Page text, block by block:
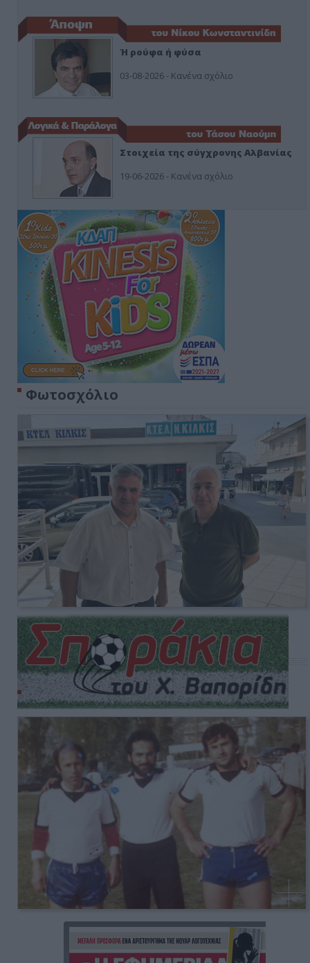
Ή ρούφα ή φύσα
03-08-2026 - Κανένα σχόλιο
Στοιχεία της σύγχρονης Αλβανίας
19-06-2026 - Κανένα σχόλιο
Φωτοσχόλιο